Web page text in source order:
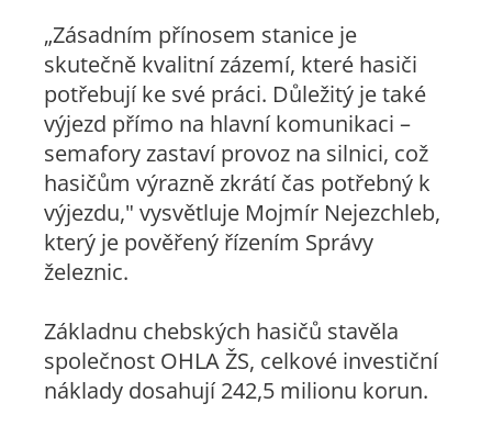
„Zásadním přínosem stanice je
skutečně kvalitní zázemí, které hasiči
potřebují ke své práci. Důležitý je také
výjezd přímo na hlavní komunikaci –
semafory zastaví provoz na silnici, což
hasičům výrazně zkrátí čas potřebný k
výjezdu," vysvětluje Mojmír Nejezchleb,
který je pověřený řízením Správy
železnic.
Základnu chebských hasičů stavěla
společnost OHLA ŽS, celkové investiční
náklady dosahují 242,5 milionu korun.